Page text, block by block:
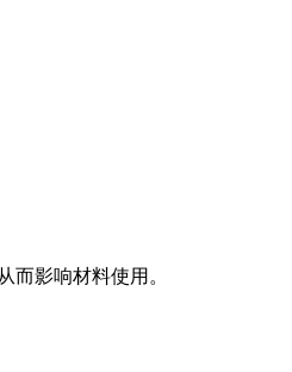
而影响材料使用。